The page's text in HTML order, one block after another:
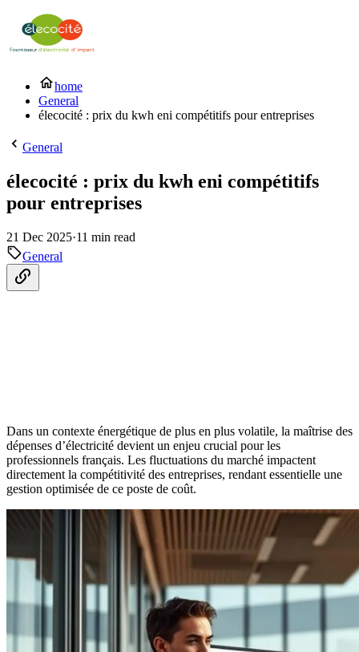
home
General
élecocité : prix du kwh eni compétitifs pour entreprises
General
élecocité : prix du kwh eni compétitifs
pour entreprises
21 Dec 2025·11 min read
General
Dans un contexte énergétique de plus en plus volatile, la maîtrise des
dépenses d’électricité devient un enjeu crucial pour les
professionnels français. Les fluctuations du marché impactent
directement la compétitivité des entreprises, rendant essentielle une
gestion optimisée de ce poste de coût.